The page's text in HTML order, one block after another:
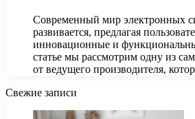
Современный мир электронных
развивается, предлагая
инновационные и
статье мы рассмотрим одну из
от ведущего производителя,
Свежие записи